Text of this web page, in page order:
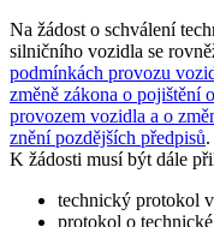
Na žádost o schválení
silničního vozidla se
podmínkách provozu
změně zákona o pojištění
provozem vozidla a o
znění pozdějších předpisů.
K žádosti musí být dále
technický protokol
protokol o